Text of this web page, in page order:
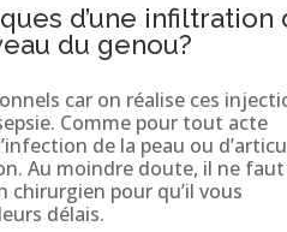
d’une infiltration
du genou?
car on réalise ces
Comme pour tout acte
de la peau ou
Au moindre doute, il ne faut
pour qu’il vous
délais.